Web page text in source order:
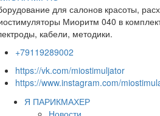
для салонов красоты,
Миоритм 040 в
кабели, методики.
+79119289002
https://vk.com/miostimuljator
https://www.instagram.com/
Я ПАРИКМАХЕР